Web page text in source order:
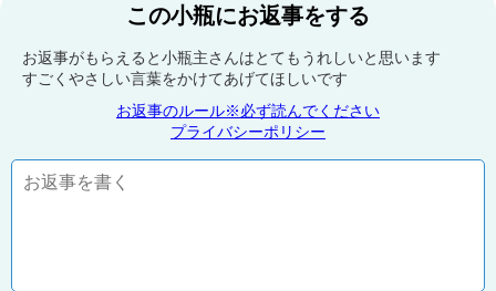
この小瓶にお返事をする
お返事がもらえると小瓶主さんはとてもうれしいと思います
すごくやさしい言葉をかけてあげてほしいです
お返事のルール※必ず読んでください
プライバシーポリシー